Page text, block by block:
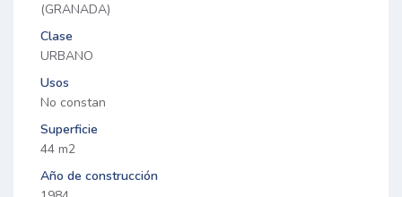
(GRANADA)
Clase
URBANO
Usos
No constan
Superficie
44 m2
Año de construcción